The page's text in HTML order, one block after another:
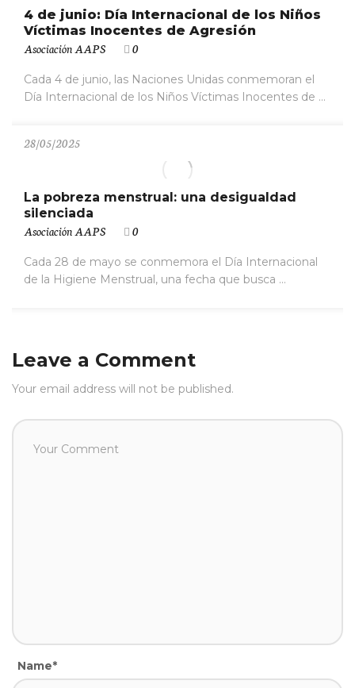
4 de junio: Día Internacional de los Niños
Víctimas Inocentes de Agresión
Asociación AAPS 0
Cada 4 de junio, las Naciones Unidas conmemoran el
Día Internacional de los Niños Víctimas Inocentes de ...
28/05/2025
La pobreza menstrual: una desigualdad
silenciada
Asociación AAPS 0
Cada 28 de mayo se conmemora el Día Internacional
de la Higiene Menstrual, una fecha que busca ...
Leave a Comment
Your email address will not be published.
Name*